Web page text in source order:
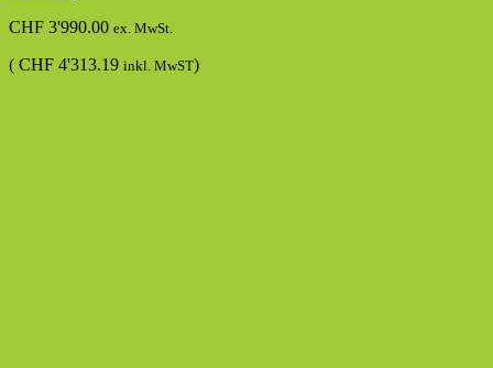
CHF 3'990.00 ex. MwSt.
( CHF 4'313.19 inkl. MwST)